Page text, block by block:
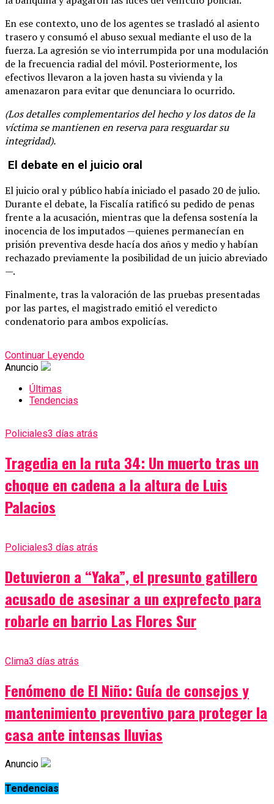
En ese contexto, uno de los agentes se trasladó al asiento
trasero y consumó el abuso sexual mediante el uso de la
fuerza. La agresión se vio interrumpida por una modulación
de la frecuencia radial del móvil. Posteriormente, los
efectivos llevaron a la joven hasta su vivienda y la
amenazaron para evitar que denunciara lo ocurrido.
(Los detalles complementarios del hecho y los datos de la
víctima se mantienen en reserva para resguardar su
integridad).
El debate en el juicio oral
El juicio oral y público había iniciado el pasado 20 de julio.
Durante el debate, la Fiscalía ratificó su pedido de penas
frente a la acusación, mientras que la defensa sostenía la
inocencia de los imputados —quienes permanecían en
prisión preventiva desde hacía dos años y medio y habían
rechazado previamente la posibilidad de un juicio abreviado
—.
Finalmente, tras la valoración de las pruebas presentadas
por las partes, el magistrado emitió el veredicto
condenatorio para ambos expolicías.
Continuar Leyendo
Anuncio
Últimas
Tendencias
Policiales3 días atrás
Tragedia en la ruta 34: Un muerto tras un
choque en cadena a la altura de Luis
Palacios
Policiales3 días atrás
Detuvieron a “Yaka”, el presunto gatillero
acusado de asesinar a un exprefecto para
robarle en barrio Las Flores Sur
Clima3 días atrás
Fenómeno de El Niño: Guía de consejos y
mantenimiento preventivo para proteger la
casa ante intensas lluvias
Anuncio
Tendencias